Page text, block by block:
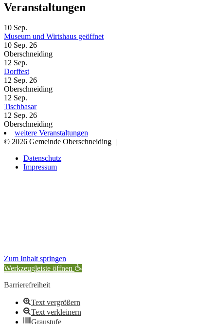
Veranstaltungen
10 Sep.
Museum und Wirtshaus geöffnet
10 Sep. 26
Oberschneiding
12 Sep.
Dorffest
12 Sep. 26
Oberschneiding
12 Sep.
Tischbasar
12 Sep. 26
Oberschneiding
weitere Veranstaltungen
© 2026 Gemeinde Oberschneiding |
Datenschutz
Impressum
Zum Inhalt springen
Werkzeugleiste öffnen
Barrierefreiheit
Text vergrößern
Text verkleinern
Graustufe